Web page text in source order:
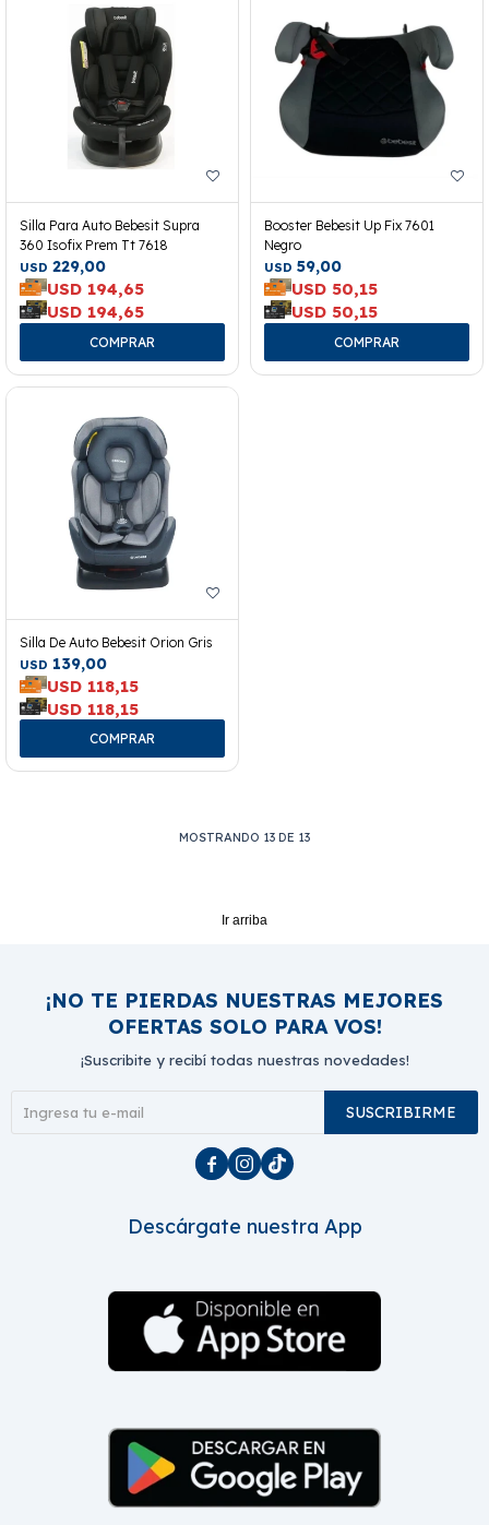
Silla Para Auto Bebesit Supra
360 Isofix Prem Tt 7618
USD 229,00
USD 194,65
USD 194,65
Booster Bebesit Up Fix 7601
Negro
USD 59,00
USD 50,15
USD 50,15
Silla De Auto Bebesit Orion Gris
USD 139,00
USD 118,15
USD 118,15
MOSTRANDO 13 DE 13
Ir arriba
¡NO TE PIERDAS NUESTRAS MEJORES
OFERTAS SOLO PARA VOS!
¡Suscribite y recibí todas nuestras novedades!
SUSCRIBIRME
  
Descárgate nuestra App